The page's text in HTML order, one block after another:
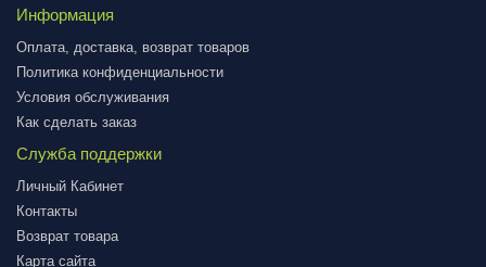
Информация
Оплата, доставка, возврат товаров
Политика конфиденциальности
Условия обслуживания
Как сделать заказ
Служба поддержки
Личный Кабинет
Контакты
Возврат товара
Карта сайта